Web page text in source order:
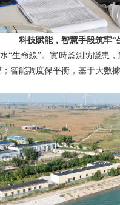
科技賦能，智慧手段筑牢“
命線”。實時監測防隱患
智能調度保平衡，基于大數